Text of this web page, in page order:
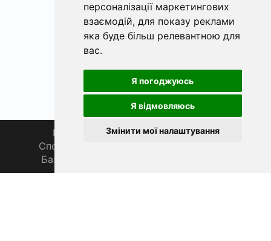
персоналізації маркетингових
взаємодій, для показу реклами
яка буде більш релевантною для
вас.
Я погоджуюсь
Я відмовляюсь
Змінити мої налаштування
« 1 2 »
Головна Про нас
Магазин 🛒
Спортивна рибалка 🏆
База знань 📚